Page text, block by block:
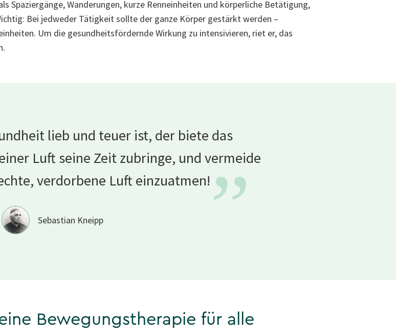
Spaziergänge, Wanderungen, kurze Renneinheiten und körperliche Betätigung,
Bei jedweder Tätigkeit sollte der ganze Körper gestärkt werden –
Um die gesundheitsfördernde Wirkung zu intensivieren, riet er, das
lieb und teuer ist, der biete das
Luft seine Zeit zubringe, und vermeide
verdorbene Lufteinzuatmen! ”
Sebastian Kneipp
Bewegungstherapie für alle